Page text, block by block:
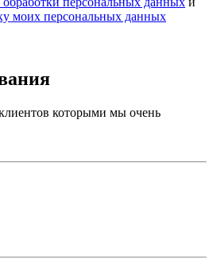
моих персональных данных
которыми мы очень